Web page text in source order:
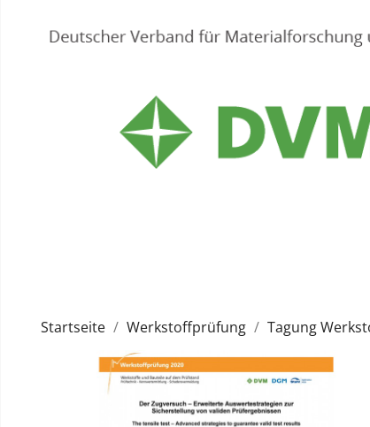
Startseite Werkstoffprüfung Tagung